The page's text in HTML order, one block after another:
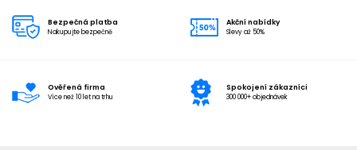
Bezpečná platba
Nakupujte bezpečně
Akční nabídky
Slevy až 50%
Ověřená firma
Více než 10 let na trhu
Spokojení zákazníci
300 000+ objednávek